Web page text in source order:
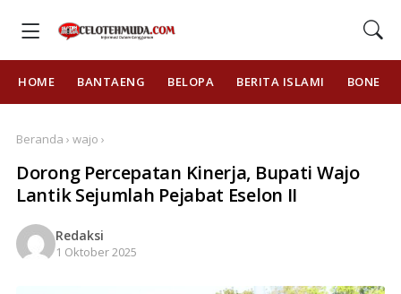
HOME BANTAENG BELOPA BERITA ISLAMI BONE
Beranda › wajo ›
Dorong Percepatan Kinerja, Bupati Wajo
Lantik Sejumlah Pejabat Eselon II
Redaksi
1 Oktober 2025